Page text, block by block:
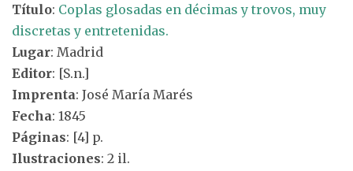
Título: Coplas glosadas en décimas y trovos, muy
discretas y entretenidas.
Lugar: Madrid
Editor: [S.n.]
Imprenta: José María Marés
Fecha: 1845
Páginas: [4] p.
Ilustraciones: 2 il.